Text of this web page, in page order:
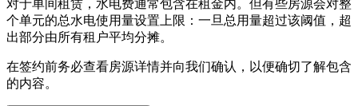
对于单间租赁，水电费通常包含在租金内。但有些房源会对整
个单元的总水电使用量设置上限：一旦总用量超过该阈值，超
出部分由所有租户平均分摊。
在签约前务必查看房源详情并向我们确认，以便确切了解包含
的内容。